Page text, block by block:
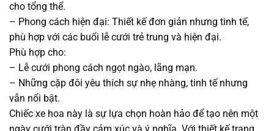
cho tổng thể.
– Phong cách hiện đại: Thiết kế đơn giản nhưng tinh tế,
phù hợp với các buổi lễ cưới trẻ trung và hiện đại.
Phù hợp cho:
– Lễ cưới phong cách ngọt ngào, lãng mạn.
– Những cặp đôi yêu thích sự nhẹ nhàng, tinh tế nhưng
vẫn nổi bật.
Chiếc xe hoa này là sự lựa chọn hoàn hảo để tạo nên một